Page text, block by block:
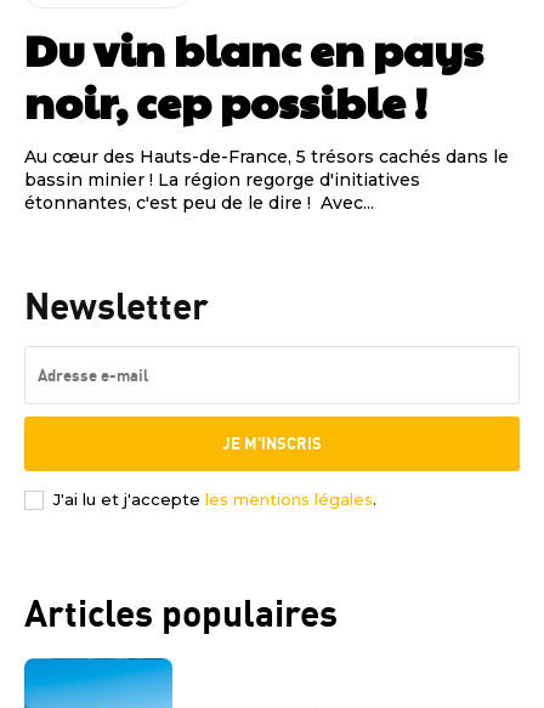
Du vin blanc en pays
noir, cep possible !
Au cœur des Hauts-de-France, 5 trésors cachés dans le
bassin minier ! La région regorge d'initiatives
étonnantes, c'est peu de le dire ! Avec...
Newsletter
JE M'INSCRIS
J'ai lu et j'accepte les mentions légales.
Articles populaires